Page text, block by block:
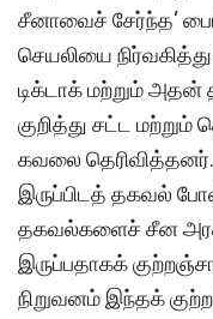
சீனாவைச் சேர்ந்த‘
செயலியை நிர்வகித்து
டிக்டாக் மற்றும் அதன்
குறித்து சட்ட மற்றும்
கவலை
இருப்பிடத் தகவல்
தகவல்களைச் சீன
இருப்பதாகக்
நிறுவனம் இந்தக்